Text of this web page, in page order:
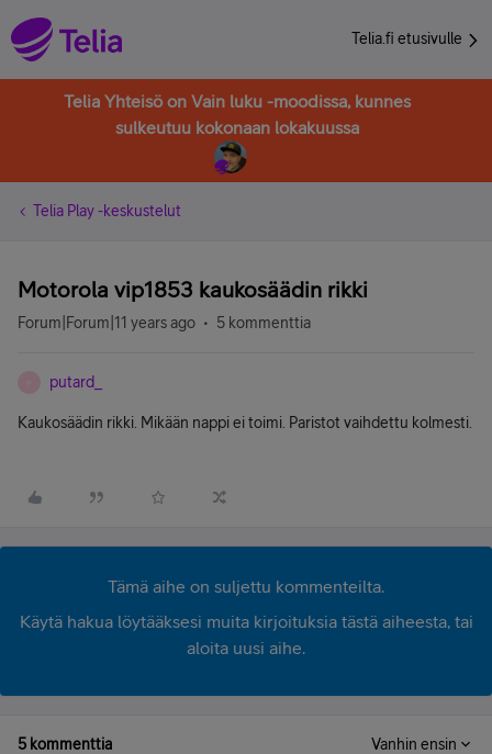
Telia.fi etusivulle
Telia Yhteisö on Vain luku -moodissa, kunnes
sulkeutuu kokonaan lokakuussa
Telia Play -keskustelut
Motorola vip1853 kaukosäädin rikki
Forum|Forum|11 years ago 5 kommenttia
putard_
Kaukosäädin rikki. Mikään nappi ei toimi. Paristot vaihdettu kolmesti.
Tämä aihe on suljettu kommenteilta.
Käytä hakua löytääksesi muita kirjoituksia tästä aiheesta, tai
aloita uusi aihe.
5 kommenttia Vanhin ensin